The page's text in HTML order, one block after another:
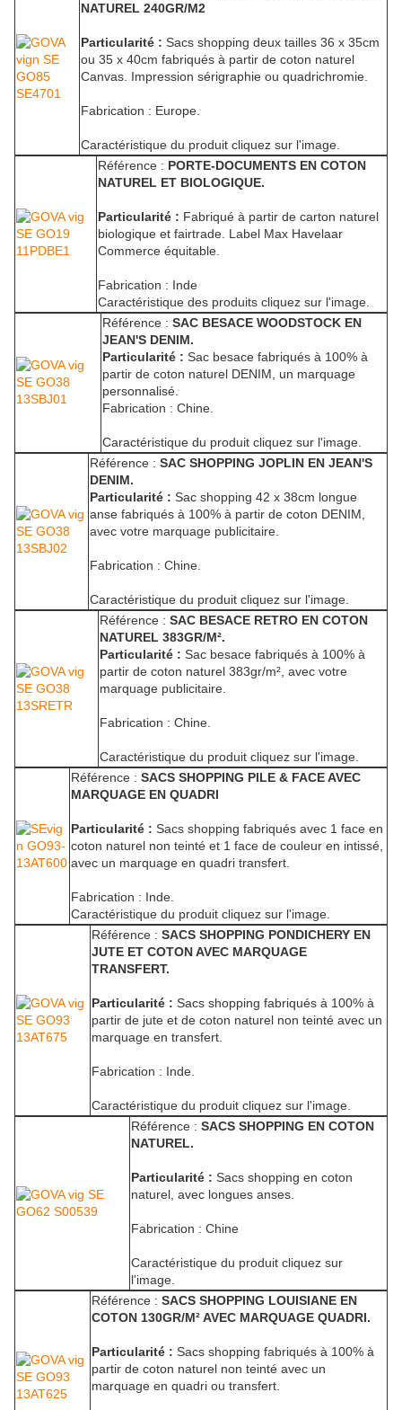
NATUREL 240GR/M2
Particularité : Sacs shopping deux tailles 36 x 35cm
ou 35 x 40cm fabriqués à partir de coton naturel
Canvas. Impression sérigraphie ou quadrichromie.
Fabrication : Europe.
Caractéristique du produit cliquez sur l'image.
Référence : PORTE-DOCUMENTS EN COTON
NATUREL ET BIOLOGIQUE.
Particularité : Fabriqué à partir de carton naturel
biologique et fairtrade. Label Max Havelaar
Commerce équitable.
Fabrication : Inde
Caractéristique des produits cliquez sur l'image.
Référence : SAC BESACE WOODSTOCK EN
JEAN'S DENIM.
Particularité : Sac besace fabriqués à 100% à
partir de coton naturel DENIM, un marquage
personnalisé.
Fabrication : Chine.
Caractéristique du produit cliquez sur l'image.
Référence : SAC SHOPPING JOPLIN EN JEAN'S
DENIM.
Particularité : Sac shopping 42 x 38cm longue
anse fabriqués à 100% à partir de coton DENIM,
avec votre marquage publicitaire.
Fabrication : Chine.
Caractéristique du produit cliquez sur l'image.
Référence : SAC BESACE RETRO EN COTON
NATUREL 383GR/M².
Particularité : Sac besace fabriqués à 100% à
partir de coton naturel 383gr/m², avec votre
marquage publicitaire.
Fabrication : Chine.
Caractéristique du produit cliquez sur l'image.
Référence : SACS SHOPPING PILE & FACE AVEC
MARQUAGE EN QUADRI
Particularité : Sacs shopping fabriqués avec 1 face en
coton naturel non teinté et 1 face de couleur en intissé,
avec un marquage en quadri transfert.
Fabrication : Inde.
Caractéristique du produit cliquez sur l'image.
Référence : SACS SHOPPING PONDICHERY EN
JUTE ET COTON AVEC MARQUAGE
TRANSFERT.
Particularité : Sacs shopping fabriqués à 100% à
partir de jute et de coton naturel non teinté avec un
marquage en transfert.
Fabrication : Inde.
Caractéristique du produit cliquez sur l'image.
Référence : SACS SHOPPING EN COTON
NATUREL.
Particularité : Sacs shopping en coton
naturel, avec longues anses.
Fabrication : Chine
Caractéristique du produit cliquez sur
l'image.
Référence : SACS SHOPPING LOUISIANE EN
COTON 130GR/M² AVEC MARQUAGE QUADRI.
Particularité : Sacs shopping fabriqués à 100% à
partir de coton naturel non teinté avec un
marquage en quadri ou transfert.